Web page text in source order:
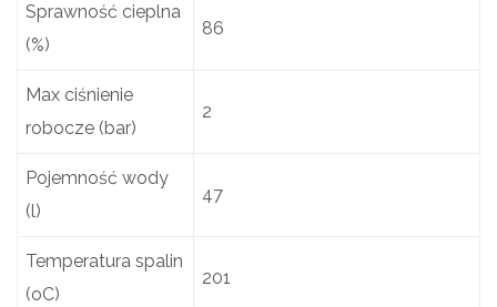
Sprawność cieplna
(%)
86
Max ciśnienie
robocze (bar)
2
Pojemność wody
(l)
47
Temperatura spalin
(oC)
201